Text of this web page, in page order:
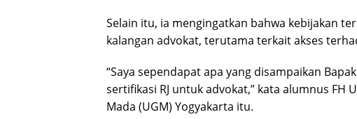
Selain itu, ia mengingatkan bahwa kebijakan
kalangan advokat, terutama terkait akses
“Saya sependapat apa yang disampaikan
sertifikasi RJ untuk advokat,” kata alumnus FH
Mada (UGM) Yogyakarta itu.